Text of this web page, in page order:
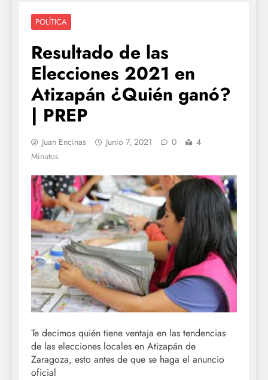
POLÍTICA
Resultado de las
Elecciones 2021 en
Atizapán ¿Quién ganó?
| PREP
Juan Encinas Junio 7, 2021 0
4
Minutos
Te decimos quién tiene ventaja en las tendencias
de las elecciones locales en Atizapán de
Zaragoza, esto antes de que se haga el anuncio
oficial